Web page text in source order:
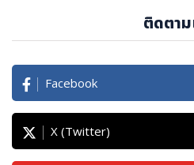
ด้าน ดร. ปริญญ์ ศุกรีเขตร
ร่วมก่อตั้งสถาบัน Finn กล่าวถึ
อครั้งนี้ว่า Leicester และ
ดับท็อปของสหราชอาณาจักร แล
ติดตาม
Facebook
X (Twitter)